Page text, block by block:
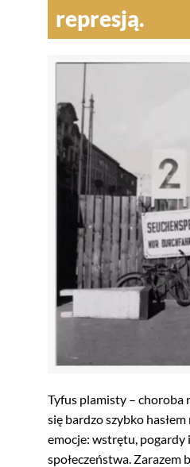
represją.
Tyfus plamisty – choroba
się bardzo szybko
emocje: wstrętu, pogardy
społeczeństwa.